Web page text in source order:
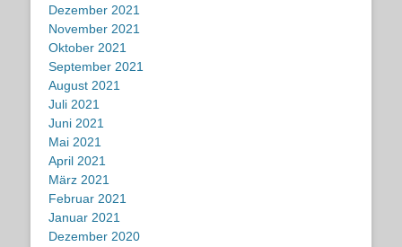
Dezember 2021
November 2021
Oktober 2021
September 2021
August 2021
Juli 2021
Juni 2021
Mai 2021
April 2021
März 2021
Februar 2021
Januar 2021
Dezember 2020